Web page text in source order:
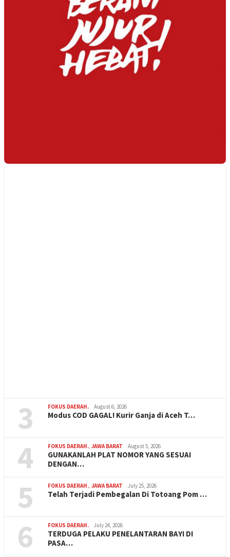
3 FOKUS DAERAH. August 6, 2026
Modus COD GAGAL! Kurir Ganja di Aceh T…
4 FOKUS DAERAH., JAWA BARAT August 5, 2026
GUNAKANLAH PLAT NOMOR YANG SESUAI
DENGAN…
5 FOKUS DAERAH., JAWA BARAT July 25, 2026
Telah Terjadi Pembegalan Di Totoang Pom …
6 FOKUS DAERAH. July 24, 2026
TERDUGA PELAKU PENELANTARAN BAYI DI
PASA…